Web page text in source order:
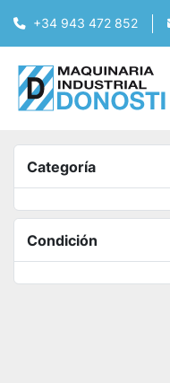
+34 943 472 852
Categoría
Condición